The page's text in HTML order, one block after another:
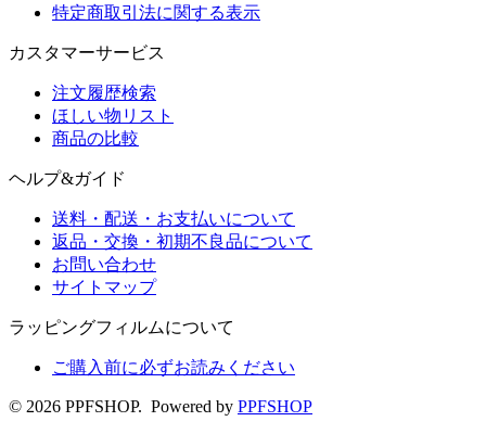
特定商取引法に関する表示
カスタマーサービス
注文履歴検索
ほしい物リスト
商品の比較
ヘルプ&ガイド
送料・配送・お支払いについて
返品・交換・初期不良品について
お問い合わせ
サイトマップ
ラッピングフィルムについて
ご購入前に必ずお読みください
© 2026 PPFSHOP. Powered by PPFSHOP